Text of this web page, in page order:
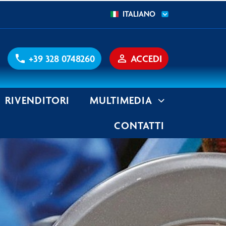
ITALIANO
phone +39 328 0748260 person_outline ACCEDI
RIVENDITORI
MULTIMEDIA
CONTATTI